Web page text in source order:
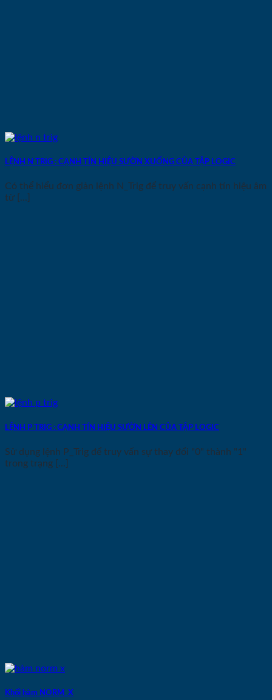
LỆNH N TRIG : CẠNH TÍN HIỆU SƯỜN XUỐNG CỦA TẬP LOGIC
Có thể hiểu đơn giản lệnh N_Trig để truy vấn cạnh tín hiệu âm
từ [...]
LỆNH P TRIG : CẠNH TÍN HIỆU SƯỜN LÊN CỦA TẬP LOGIC
Sử dụng lệnh P_Trig để truy vấn sự thay đổi "0" thành "1"
trong trạng [...]
Khối hàm NORM_X